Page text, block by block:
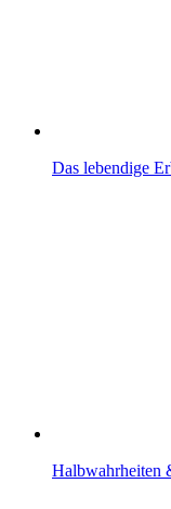
Das lebendige
Halbwahrheiten